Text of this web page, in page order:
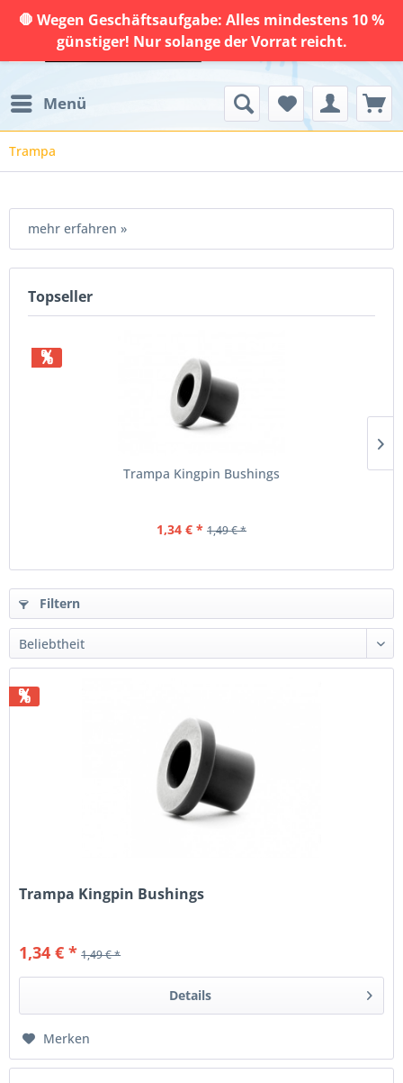
🛑 Wegen Geschäftsaufgabe: Alles mindestens 10 %
günstiger! Nur solange der Vorrat reicht.
Menü
Trampa
mehr erfahren »
Topseller
%
Trampa Kingpin Bushings
1,34 € * 1,49 € *
Filtern
%
Trampa Kingpin Bushings
1,34 € * 1,49 € *
Details
Merken